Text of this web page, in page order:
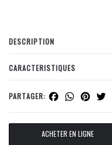
DESCRIPTION
CARACTERISTIQUES
PARTAGER:
ACHETER EN LIGNE